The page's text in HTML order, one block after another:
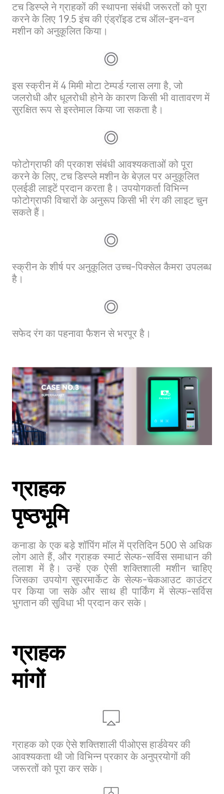
टच डिस्प्ले ने ग्राहकों की स्थापना संबंधी जरूरतों को पूरा
करने के लिए 19.5 इंच की एंड्रॉइड टच ऑल-इन-वन
मशीन को अनुकूलित किया।
इस स्क्रीन में 4 मिमी मोटा टेम्पर्ड ग्लास लगा है, जो
जलरोधी और धूलरोधी होने के कारण किसी भी वातावरण में
सुरक्षित रूप से इस्तेमाल किया जा सकता है।
फोटोग्राफी की प्रकाश संबंधी आवश्यकताओं को पूरा
करने के लिए, टच डिस्प्ले मशीन के बेज़ल पर अनुकूलित
एलईडी लाइटें प्रदान करता है। उपयोगकर्ता विभिन्न
फोटोग्राफी विचारों के अनुरूप किसी भी रंग की लाइट चुन
सकते हैं।
स्क्रीन के शीर्ष पर अनुकूलित उच्च-पिक्सेल कैमरा उपलब्ध
है।
सफेद रंग का पहनावा फैशन से भरपूर है।
ग्राहक
पृष्ठभूमि
कनाडा के एक बड़े शॉपिंग मॉल में प्रतिदिन 500 से अधिक
लोग आते हैं, और ग्राहक स्मार्ट सेल्फ-सर्विस समाधान की
तलाश में है। उन्हें एक ऐसी शक्तिशाली मशीन चाहिए
जिसका उपयोग सुपरमार्केट के सेल्फ-चेकआउट काउंटर
पर किया जा सके और साथ ही पार्किंग में सेल्फ-सर्विस
भुगतान की सुविधा भी प्रदान कर सके।
ग्राहक
मांगों
ग्राहक को एक ऐसे शक्तिशाली पीओएस हार्डवेयर की
आवश्यकता थी जो विभिन्न प्रकार के अनुप्रयोगों की
जरूरतों को पूरा कर सके।